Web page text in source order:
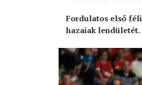
Fordulatos első
hazaiak lendületét.